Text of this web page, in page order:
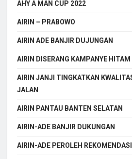
AHY A MAN CUP 2022
AIRIN – PRABOWO
AIRIN ADE BANJIR DUJUNGAN
AIRIN DISERANG KAMPANYE HITAM
AIRIN JANJI TINGKATKAN
JALAN
AIRIN PANTAU BANTEN SELATAN
AIRIN-ADE BANJIR DUKUNGAN
AIRIN-ADE PEROLEH